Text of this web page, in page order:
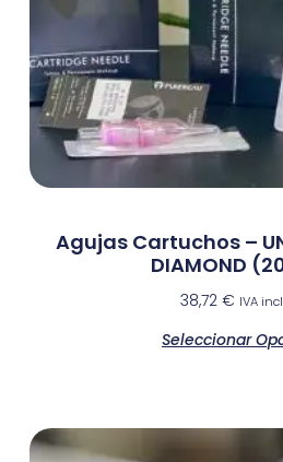
Agujas Cartuchos –
DIAMOND
38,72 € IVA
Seleccionar